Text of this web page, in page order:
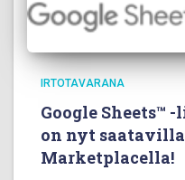
IRTOTAVARANA
Google Sheets™
on nyt
Marketplacella!